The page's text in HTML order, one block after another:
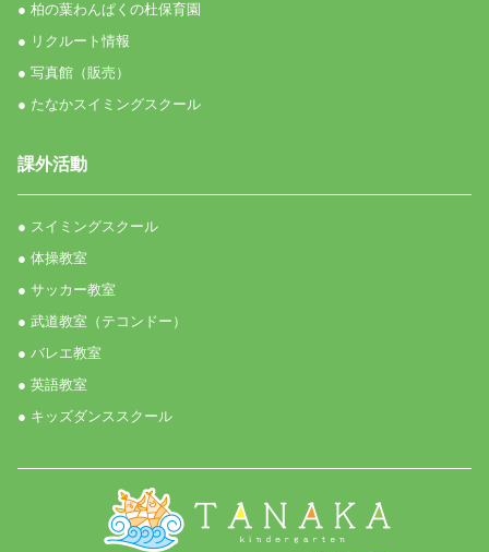
● 柏の葉わんぱくの杜保育園
● リクルート情報
● 写真館（販売）
● たなかスイミングスクール
課外活動
● スイミングスクール
● 体操教室
● サッカー教室
● 武道教室（テコンドー）
● バレエ教室
● 英語教室
● キッズダンススクール